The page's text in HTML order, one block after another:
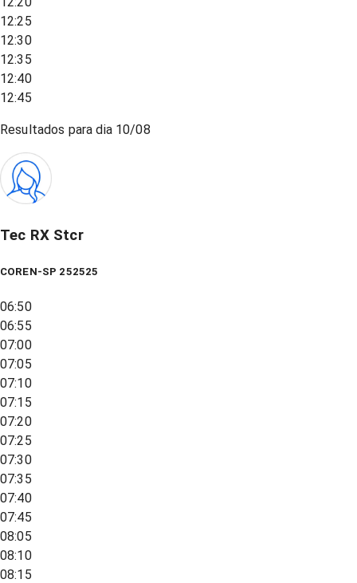
12:25
12:30
12:35
12:40
12:45
Resultados para dia 10/08
Tec RX Stcr
COREN-SP 252525
06:50
06:55
07:00
07:05
07:10
07:15
07:20
07:25
07:30
07:35
07:40
07:45
08:05
08:10
08:15